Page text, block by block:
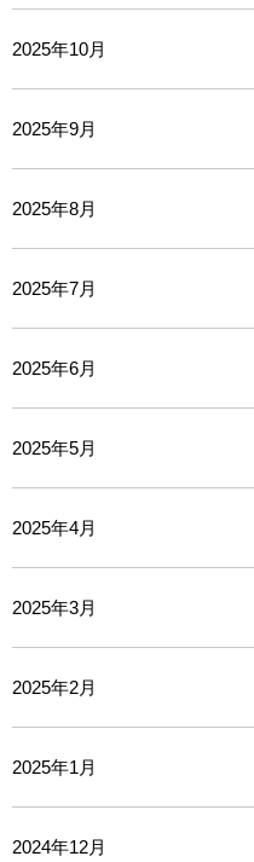
2025年10月
2025年9月
2025年8月
2025年7月
2025年6月
2025年5月
2025年4月
2025年3月
2025年2月
2025年1月
2024年12月